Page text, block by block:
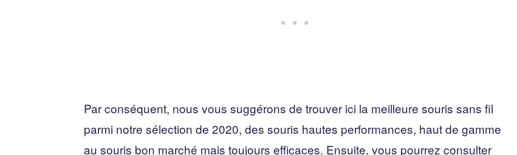
Par conséquent, nous vous suggérons de trouver ici la meilleure souris sans fil
parmi notre sélection de 2020, des souris hautes performances, haut de gamme
au souris bon marché mais toujours efficaces. Ensuite, vous pourrez consulter